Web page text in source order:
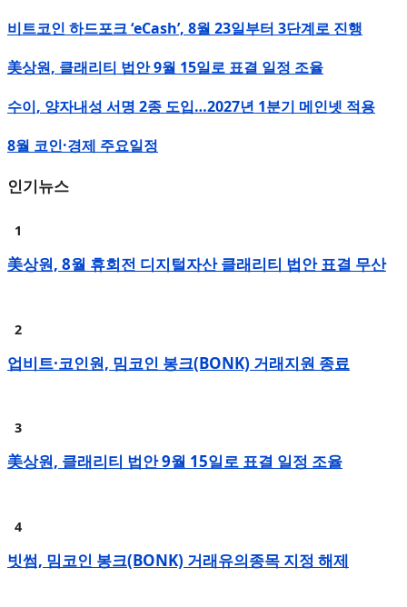
비트코인 하드포크 ‘eCash’, 8월 23일부터 3단계로 진행
美상원, 클래리티 법안 9월 15일로 표결 일정 조율
수이, 양자내성 서명 2종 도입…2027년 1분기 메인넷 적용
8월 코인·경제 주요일정
인기뉴스
美상원, 8월 휴회전 디지털자산 클래리티 법안 표결 무산
업비트·코인원, 밈코인 봉크(BONK) 거래지원 종료
美상원, 클래리티 법안 9월 15일로 표결 일정 조율
빗썸, 밈코인 봉크(BONK) 거래유의종목 지정 해제